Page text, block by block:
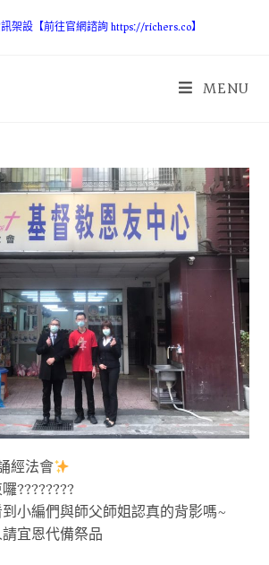
架設【前往官網諮詢 https://richers.co】
MENU
經法會
????????
小編們與師父師姐認真的背影嗎~
宜恩代備祭品